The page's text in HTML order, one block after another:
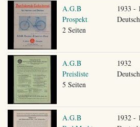
A.G.B
Prospekt
2 Seiten
1933 -
A.G.B
Preisliste
5 Seiten
1932
A.G.B
1932 -